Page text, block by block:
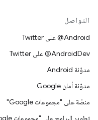
التواصل
‎@Android على Twitter
‎@AndroidDev على Twitter
مدوّنة Android
مدوّنة أمان Google
منصّة على "مجموعات Google"
تطوير البرامج على "مجموعات Google"